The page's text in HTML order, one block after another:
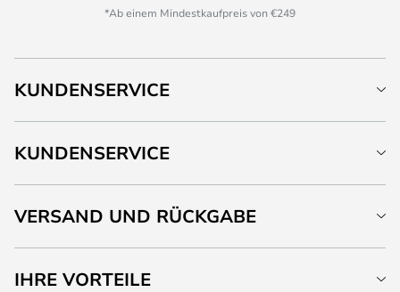
*Ab einem Mindestkaufpreis von €249
KUNDENSERVICE
KUNDENSERVICE
VERSAND UND RÜCKGABE
IHRE VORTEILE